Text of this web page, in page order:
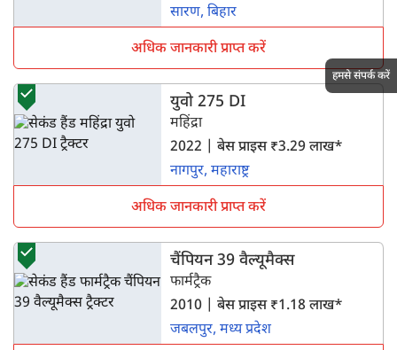
सारण, बिहार
अधिक जानकारी प्राप्त करें
युवो 275 DI
महिंद्रा
2022 | बेस प्राइस ₹3.29 लाख*
नागपुर, महाराष्ट्र
अधिक जानकारी प्राप्त करें
चैंपियन 39 वैल्यूमैक्स
फार्मट्रैक
2010 | बेस प्राइस ₹1.18 लाख*
जबलपुर, मध्य प्रदेश
हमसे संपर्क करें